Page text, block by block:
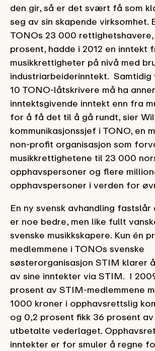
den gir, så er det svært få som
seg av sin skapende virksomhet.
TONOs 23 000
prosent, hadde i 2012 en inntekt
musikkrettigheter på nivå med
industriarbeiderinntekt. Samtidig
10 TONO-låtskrivere må ha
inntektsgivende inntekt enn fra
for å få det til å gå rundt, sier
kommunikasjonssjef i TONO, en
non-profit organisasjon som
musikkrettighetene til 23 000
opphavspersoner og flere
opphavspersoner i verden for
En ny svensk avhandling fastslår
er noe bedre, men like fullt
svenske musikkskapere. Kun én
medlemmene i TONOs svenske
søsterorganisasjon STIM klarer
av sine inntekter via STIM. I
prosent av STIM-medlemmene
1000 kroner i opphavsrettslig
og 0,2 prosent fikk 36 prosent
utbetalte vederlaget.
inntekter er for smuler å regne